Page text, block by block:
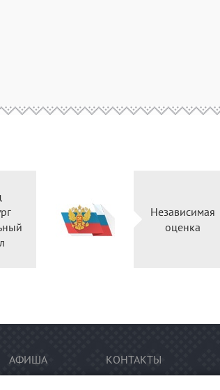
Независимая
оценка
АФИША КОНТАКТЫ